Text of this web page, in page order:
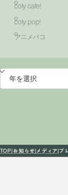
TOP お知らせメディア ブ
coly cafe!
coly pop!
アニメバコ